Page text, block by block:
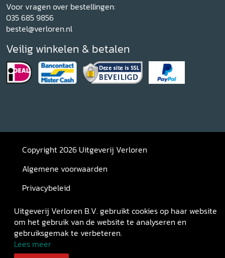
Voor vragen over bestellingen:
035 685 9856
bestel@verloren.nl
Veilig winkelen & betalen
Copyright 2026 Uitgeverij Verloren
Algemene voorwaarden
Privacybeleid
Retourneren
Uitgeverij Verloren B.V. gebruikt cookies op haar website
om het gebruik van de website te analyseren en
gebruiksgemak te verbeteren.
Lees meer